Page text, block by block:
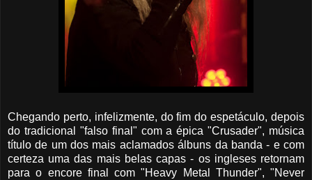
Chegando perto, infelizmente, do fim do espetáculo, depois
do tradicional "falso final" com a épica "Crusader", música
título de um dos mais aclamados álbuns da banda - e com
certeza uma das mais belas capas - os ingleses retornam
para o encore final com "Heavy Metal Thunder", "Never